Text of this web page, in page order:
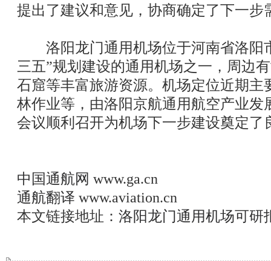
提出了建议和意见，协商确定了下一步
洛阳龙门通用机场位于河南省洛阳
三五”规划建设的通用机场之一，周边
石窟等丰富旅游资源。机场定位近期主
林作业等，由洛阳京航通用航空产业发
会议顺利召开为机场下一步建设奠定了
中国通航网 www.ga.cn
通航翻译 www.aviation.cn
本文链接地址： 洛阳龙门通用机场可研